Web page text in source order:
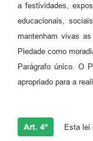
a festividades,
educacionais,
mantenham vivas
Piedade como
Parágrafo único. O
apropriado para a
Art. 4º Esta lei